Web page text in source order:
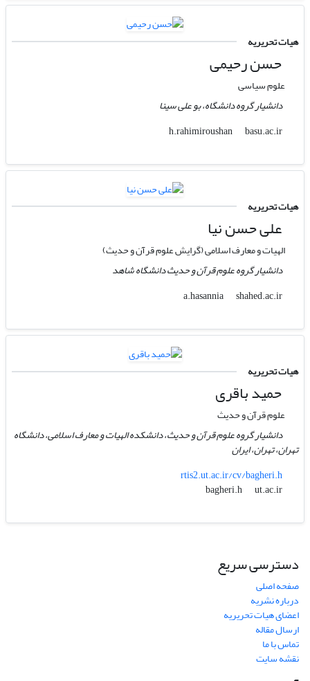
هیات تحریریه
حسن رحیمی
علوم سیاسی
دانشیار گروه دانشگاه، بو علی سینا
h.rahimiroushan
basu.ac.ir
هیات تحریریه
علی حسن نیا
الهیات و معارف اسلامی (گرایش علوم قرآن و حدیث)
دانشیار گروه علوم قرآن و حدیث دانشگاه شاهد
a.hasannia
shahed.ac.ir
هیات تحریریه
حمید باقری
علوم قرآن و حدیث
دانشیار گروه علوم قرآن و حدیث، دانشکده الهیات و معارف اسلامی، دانشگاه
تهران، تهران، ایران
rtis2.ut.ac.ir/cv/bagheri.h
bagheri.h
ut.ac.ir
دسترسی سریع
صفحه اصلی
درباره نشریه
اعضای هیات تحریریه
ارسال مقاله
تماس با ما
نقشه سایت